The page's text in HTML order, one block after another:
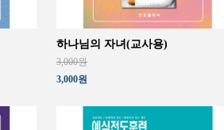
하나님의 자녀(교사용)
3,000원
3,000원